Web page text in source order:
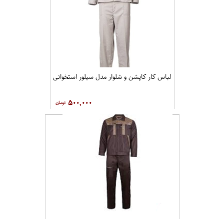
لباس کار کاپشن و شلوار مدل سیلور استخوانی
۵۰۰,۰۰۰